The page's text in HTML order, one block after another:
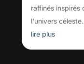
raffinés inspirés
l'univers
lire plus